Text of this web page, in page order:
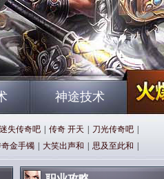
神途技术
迷失传奇吧 传奇 开天 刀光传奇吧
金手镯 大笑出声和 思及至此和